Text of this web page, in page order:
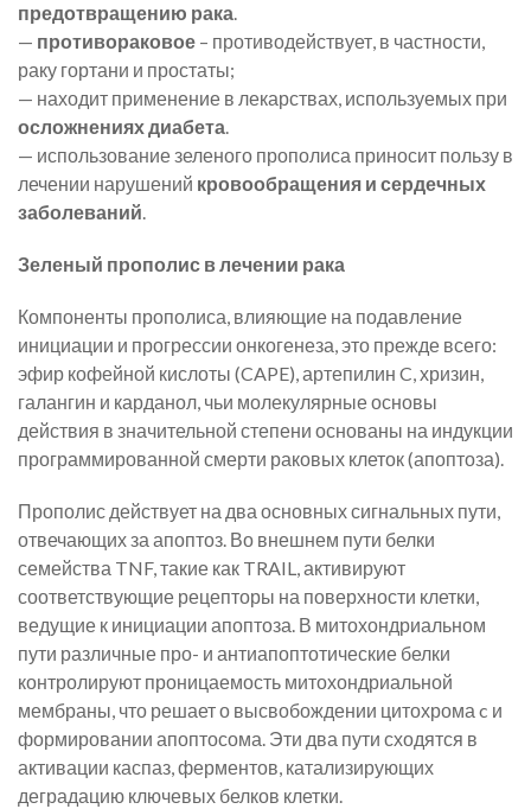
предотвращению рака.
— противораковое – противодействует, в частности,
раку гортани и простаты;
— находит применение в лекарствах, используемых при
осложнениях диабета.
— использование зеленого прополиса приносит пользу в
лечении нарушений кровообращения и сердечных
заболеваний.
Зеленый прополис в лечении рака
Компоненты прополиса, влияющие на подавление
инициации и прогрессии онкогенеза, это прежде всего:
эфир кофейной кислоты (CAPE), артепилин C, хризин,
галангин и карданол, чьи молекулярные основы
действия в значительной степени основаны на индукции
программированной смерти раковых клеток (апоптоза).
Прополис действует на два основных сигнальных пути,
отвечающих за апоптоз. Во внешнем пути белки
семейства TNF, такие как TRAIL, активируют
соответствующие рецепторы на поверхности клетки,
ведущие к инициации апоптоза. В митохондриальном
пути различные про- и антиапоптотические белки
контролируют проницаемость митохондриальной
мембраны, что решает о высвобождении цитохрома c и
формировании апоптосома. Эти два пути сходятся в
активации каспаз, ферментов, катализирующих
деградацию ключевых белков клетки.